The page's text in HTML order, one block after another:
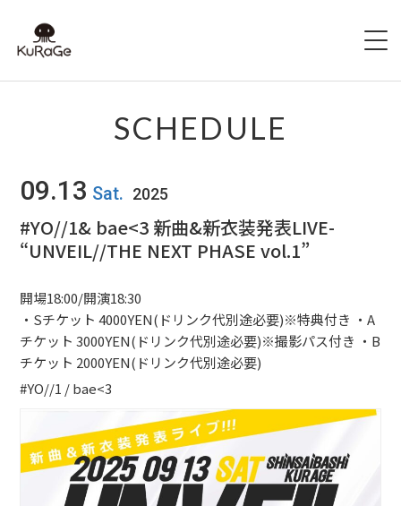
SCHEDULE
ACCESS
FAQ
SCHEDULE
09.13 Sat. 2025
#YO//1& bae<3 新曲&新衣装発表LIVE-
“UNVEIL//THE NEXT PHASE vol.1”
開場18:00/開演18:30
・Sチケット 4000YEN(ドリンク代別途必要)※特典付き ・A
チケット 3000YEN(ドリンク代別途必要)※撮影パス付き ・B
チケット 2000YEN(ドリンク代別途必要)
#YO//1 / bae<3